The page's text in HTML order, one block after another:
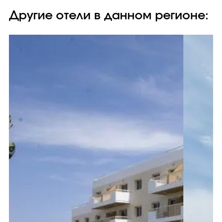
Другие отели в данном регионе: